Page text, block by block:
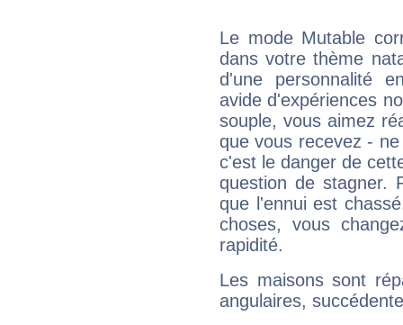
Le mode Mutable
dans votre thème
d'une personnalité
avide d'expériences
souple, vous aimez
que vous recevez -
c'est le danger de
question de stagner.
que l'ennui est
choses, vous
rapidité.
Les maisons sont
angulaires,